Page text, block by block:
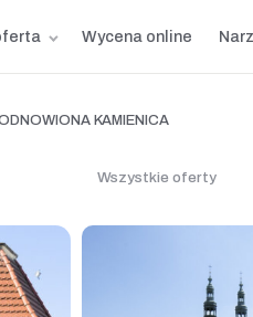
Wycena online
KAMIENICA
Wszystkie oferty